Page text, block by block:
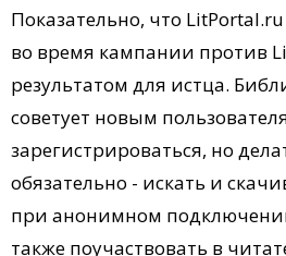
Показательно, что
во время кампании против
результатом для истца.
советует новым
зарегистрироваться, но
обязательно - искать и
при анонимном
также поучаствовать в